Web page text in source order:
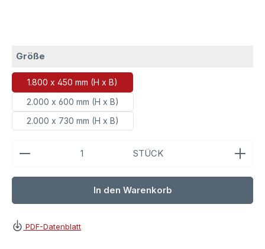
Größe
1.800 x 450 mm (H x B)
2.000 x 600 mm (H x B)
2.000 x 730 mm (H x B)
Produkt Anzahl: Gib den gewünschten Wert ein
STÜCK
In den Warenkorb
PDF-Datenblatt